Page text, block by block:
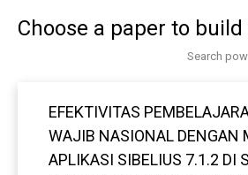
Choose a paper to
Search
EFEKTIVITAS
WAJIB NASIONAL DENGAN
APLIKASI SIBELIUS 7.1.2 DI